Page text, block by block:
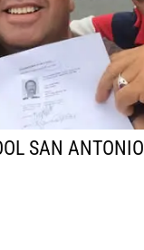
SAN ANTONIO